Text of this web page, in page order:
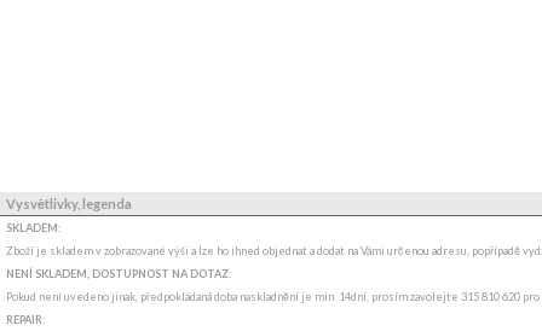
Vysvětlivky, legenda
SKLADEM:
Zboží je skladem v zobrazované výši a lze ho ihned objednat a dodat na Vámi určenou adresu, popřípadě
NENÍ SKLADEM, DOSTUPNOST NA DOTAZ:
Pokud není uvedeno jinak, předpokládaná doba naskladnění je min. 14dní, prosím zavolejte 315 810 620
REPAIR: